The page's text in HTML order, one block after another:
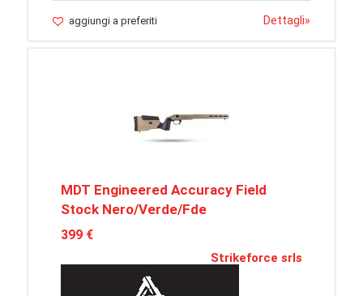
aggiungi a preferiti Dettagli»
MDT Engineered Accuracy Field
Stock Nero/Verde/Fde
399 €
Strikeforce srls